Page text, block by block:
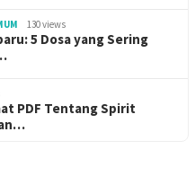
130 views
5 Dosa yang Sering
PDF Tentang Spirit